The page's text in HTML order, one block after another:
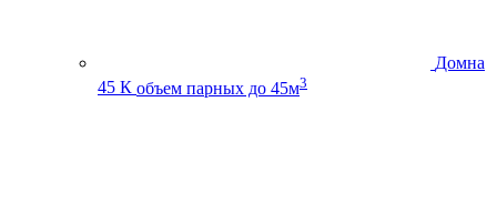
Домна
45 К объем парных до 45м3